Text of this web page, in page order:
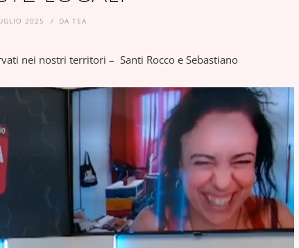
2025 DA TEA
nei nostri territori – Santi Rocco e Sebastiano